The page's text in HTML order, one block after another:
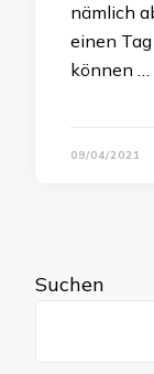
nämlich
einen
können …
09/04/2021
Suchen